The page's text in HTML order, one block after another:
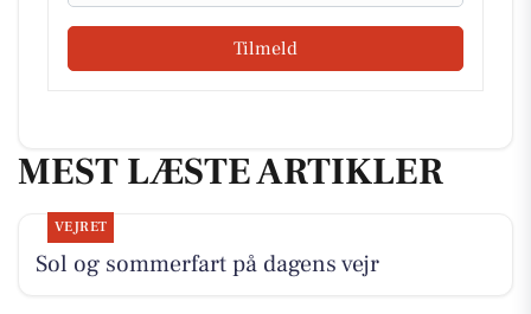
Tilmeld
MEST LÆSTE ARTIKLER
VEJRET
Sol og sommerfart på dagens vejr